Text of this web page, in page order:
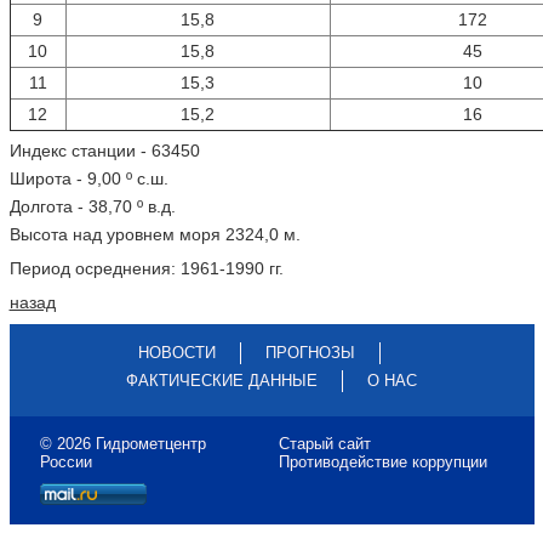
9
15,8
172
10
15,8
45
11
15,3
10
12
15,2
16
Индекс станции - 63450
Широта - 9,00 º с.ш.
Долгота - 38,70 º в.д.
Высота над уровнем моря 2324,0 м.
Период осреднения: 1961-1990 гг.
назад
НОВОСТИ
ПРОГНОЗЫ
ФАКТИЧЕСКИЕ ДАННЫЕ
О НАС
© 2026 Гидрометцентр
России
Старый сайт
Противодействие коррупции